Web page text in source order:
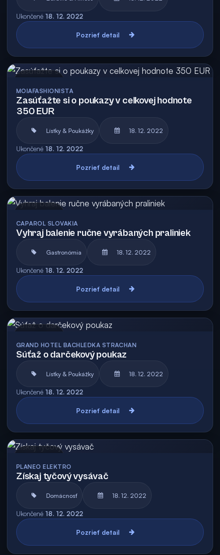
Ukončené 18. 12. 2022
Pozrieť detail
MOIAFASHIONISTA
Zasúťažte si o poukazy v celkovej hodnote
350 EUR
Lístky & Poukážky 18. 12. 2022
Ukončené 18. 12. 2022
Pozrieť detail
CAPAROL SLOVAKIA
Vyhraj balenie ručne vyrábaných praliniek
Gastronómia 18. 12. 2022
Ukončené 18. 12. 2022
Pozrieť detail
GRAND HOTEL BACHLEDKA STRACHAN
Súťaž o darčekový poukaz
Lístky & Poukážky 18. 12. 2022
Ukončené 18. 12. 2022
Pozrieť detail
PLANEO ELEKTRO
Získaj tyčový vysávač
Domácnosť 18. 12. 2022
Ukončené 18. 12. 2022
Pozrieť detail